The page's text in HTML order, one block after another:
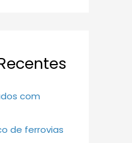
com
de ferrovias